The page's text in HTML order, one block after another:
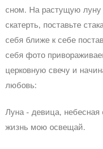
сном. На растущую луну
скатерть, поставьте
себя ближе к себе
себя фото
церковную свечу и
любовь:
Луна - девица, небесная
жизнь мою освещай.